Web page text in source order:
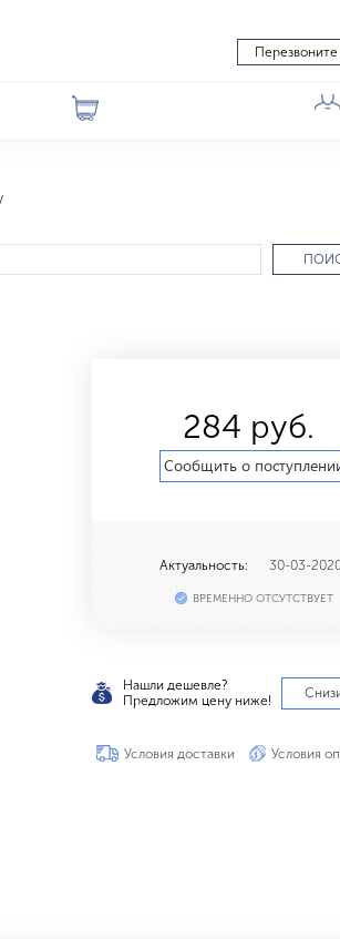
284 руб.
Сообщить о
Актуальность: 30-03-
ВРЕМЕННО ОТСУТСТВУЕТ
Нашли дешевле?
Предложим цену ниже!
Условия доставки Условия